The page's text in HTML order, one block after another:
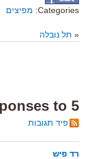
Categories: מפיצים
« תל נובלה
5 Responses to “נערת הרטבים”
פיד תגובות
רד פיש